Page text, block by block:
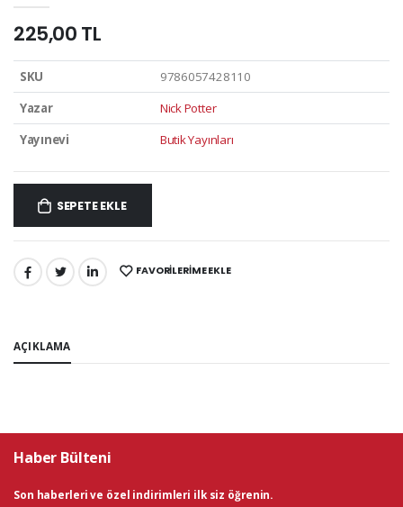
225,00 TL
SKU
9786057428110
Yazar
Nick Potter
Yayınevi
Butik Yayınları
SEPETE EKLE
PAYLAŞ: FAVORILERIME EKLE
AÇIKLAMA
Haber Bülteni
Son haberleri ve özel indirimleri ilk siz öğrenin.